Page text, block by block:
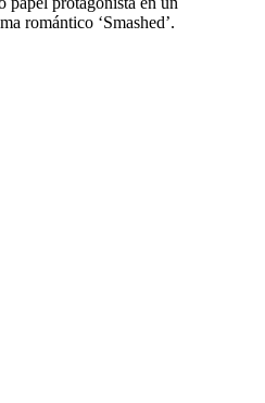
romántico ‘Smashed’.